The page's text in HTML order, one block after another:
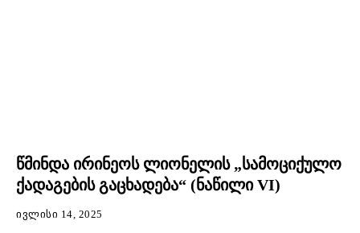
წმინდა ირინეოს ლიონელის „სამოციქულო
ქადაგების გაცხადება“ (ნაწილი VI)
ᲘᲕᲚᲘᲡᲘ 14, 2025